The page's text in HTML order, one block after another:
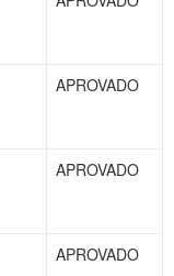
APROVADO
APROVADO
APROVADO